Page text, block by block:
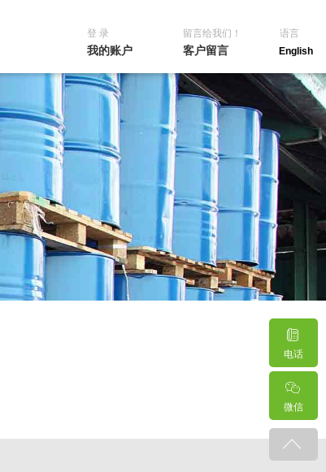
登 录
我的账户
留言给我们！
客户留言
语言
English
电话
微信